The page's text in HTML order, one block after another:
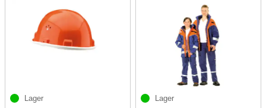
Lager Lager